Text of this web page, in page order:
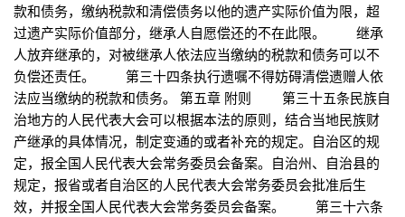
款和债务，缴纳税款和清偿债务以他的遗产实际价值为限，超
过遗产实际价值部分，继承人自愿偿还的不在此限。 继承
人放弃继承的，对被继承人依法应当缴纳的税款和债务可以不
负偿还责任。 第三十四条执行遗嘱不得妨碍清偿遗赠人依
法应当缴纳的税款和债务。 第五章 附则 第三十五条民族自
治地方的人民代表大会可以根据本法的原则，结合当地民族财
产继承的具体情况，制定变通的或者补充的规定。自治区的规
定，报全国人民代表大会常务委员会备案。自治州、自治县的
规定，报省或者自治区的人民代表大会常务委员会批准后生
效，并报全国人民代表大会常务委员会备案。 第三十六条